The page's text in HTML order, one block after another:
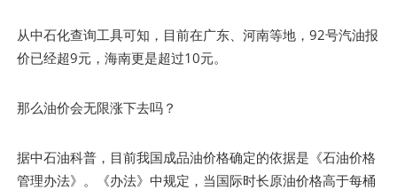
从中石化查询工具可知，目前在广东、河南等地，92号汽油报
价已经超9元，海南更是超过10元。
那么油价会无限涨下去吗？
据中石油科普，目前我国成品油价格确定的依据是《石油价格
管理办法》。《办法》中规定，当国际时长原油价格高于每桶